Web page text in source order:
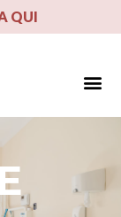
QUI